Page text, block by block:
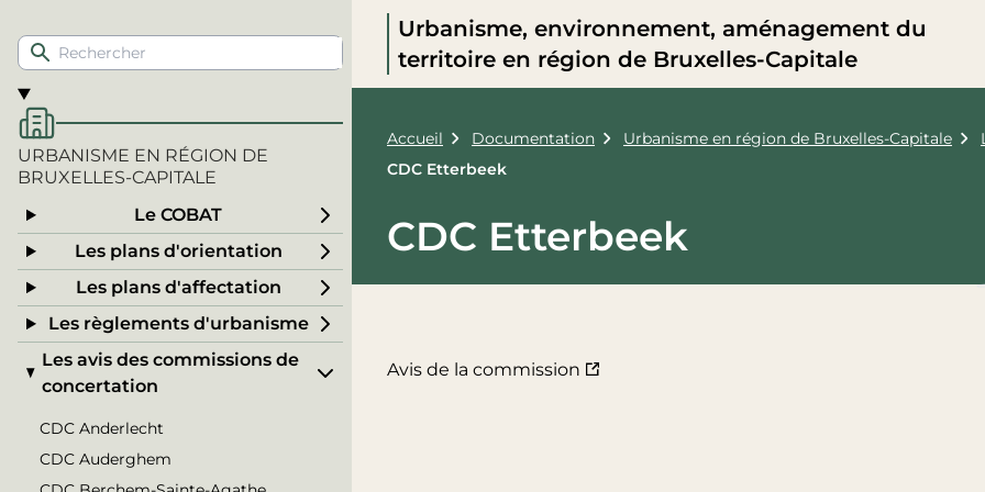
Urbanisme, environnement, aménagement du
territoire en région de Bruxelles-Capitale
URBANISME EN RÉGION DE
BRUXELLES-CAPITALE
Le COBAT
Les plans d'orientation
Les plans d'affectation
Les règlements d'urbanisme
Les avis des commissions de
concertation
CDC Anderlecht
CDC Auderghem
Accueil Documentation Urbanisme en région de Bruxelles-Capitale
CDC Etterbeek
CDC Etterbeek
Avis de la commission